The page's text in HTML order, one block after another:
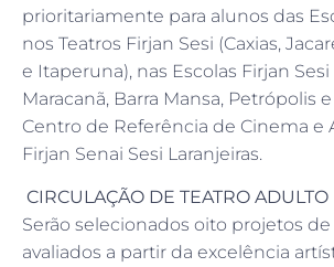
prioritariamente para alunos das
nos Teatros Firjan Sesi (Caxias,
e Itaperuna), nas Escolas Firjan Sesi
Maracanã, Barra Mansa, Petrópolis
Centro de Referência de Cinema e
Firjan Senai Sesi Laranjeiras.
CIRCULAÇÃO DE TEATRO ADULTO
Serão selecionados oito projetos
avaliados a partir da excelência